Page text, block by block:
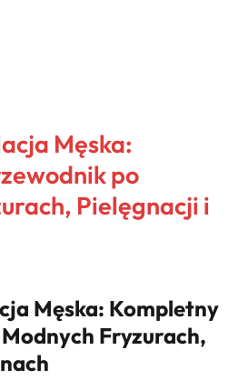
Męska:
po
Pielęgnacji i
Męska: Kompletny
Fryzurach,